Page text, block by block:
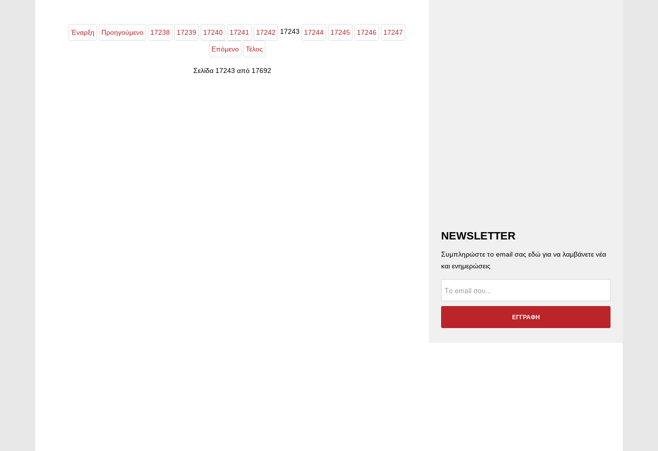
Έναρξη Προηγούμενο 17238 17239 17240 17241 17242 17243 17244 17245 17246 17247
Επόμενο Τέλος
Σελίδα 17243 από 17692
NEWSLETTER
Συμπληρώστε το email σας εδώ για να λαμβάνετε νέα
και ενημερώσεις